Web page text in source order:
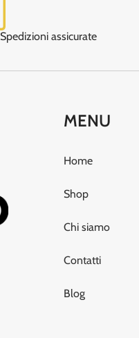
Spedizioni assicurate
MENU
Home
Shop
Chi siamo
Contatti
Blog